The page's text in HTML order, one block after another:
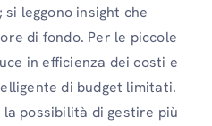
leggono insight che
di fondo. Per le piccole
in efficienza dei costi e
di budget limitati.
la possibilità di gestire più